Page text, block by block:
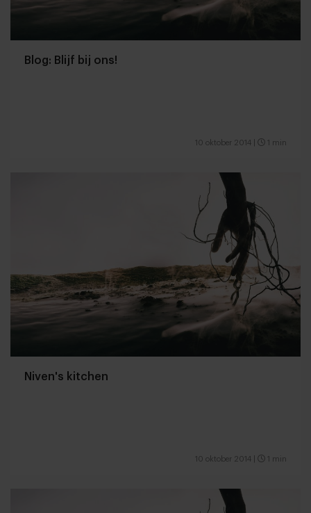
Blog: Blijf bij ons!
10 oktober 2014 1 min
Niven's kitchen
10 oktober 2014 1 min